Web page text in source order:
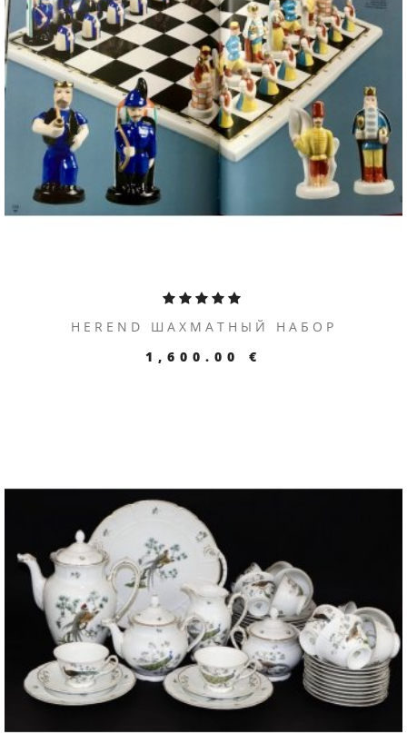
ПЕРЕЙТИ К ТОВАРУ
HEREND ШАХМАТНЫЙ НАБОР
1,600.00 €